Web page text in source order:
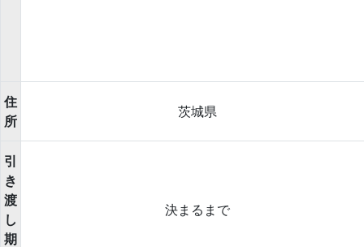
住
所
茨城県
引
き
渡
し
期
決まるまで